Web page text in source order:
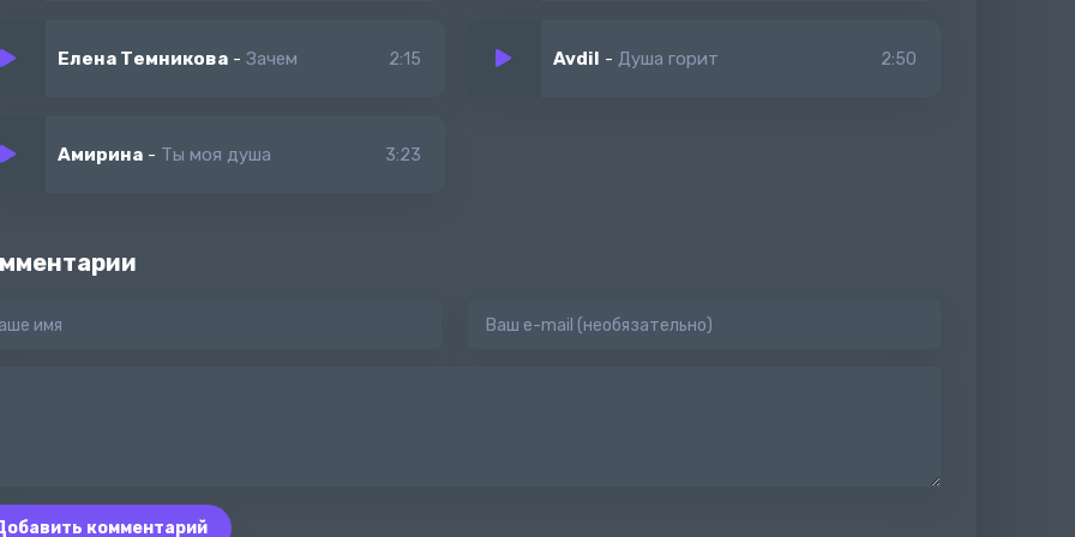
Елена Темникова - Зачем 2:15 Avdil - Душа горит 2:50
Амирина - Ты моя душа 3:23
комментарий